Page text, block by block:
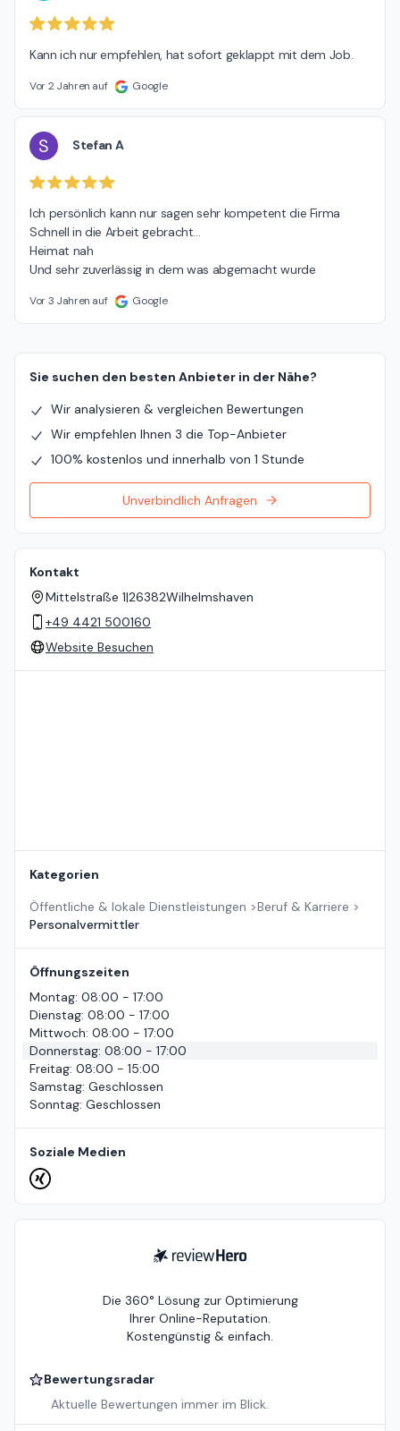
Kann ich nur empfehlen, hat sofort geklappt mit dem Job.
Vor 2 Jahren auf Google
S Stefan A
Ich persönlich kann nur sagen sehr kompetent die Firma
Schnell in die Arbeit gebracht...
Heimat nah
Und sehr zuverlässig in dem was abgemacht wurde
Vor 3 Jahren auf Google
Sie suchen den besten Anbieter in der Nähe?
Wir analysieren & vergleichen Bewertungen
Wir empfehlen Ihnen 3 die Top-Anbieter
100% kostenlos und innerhalb von 1 Stunde
Unverbindlich Anfragen
Kontakt
Mittelstraße 1|26382Wilhelmshaven
+49 4421 500160
Website Besuchen
Kategorien
Öffentliche & lokale Dienstleistungen >Beruf & Karriere >
Personalvermittler
Öffnungszeiten
Montag: 08:00 - 17:00
Dienstag: 08:00 - 17:00
Mittwoch: 08:00 - 17:00
Donnerstag: 08:00 - 17:00
Freitag: 08:00 - 15:00
Samstag: Geschlossen
Sonntag: Geschlossen
Soziale Medien
ReviewHero
Die 360° Lösung zur Optimierung
Ihrer Online-Reputation.
Kostengünstig & einfach.
Bewertungsradar
Aktuelle Bewertungen immer im Blick.